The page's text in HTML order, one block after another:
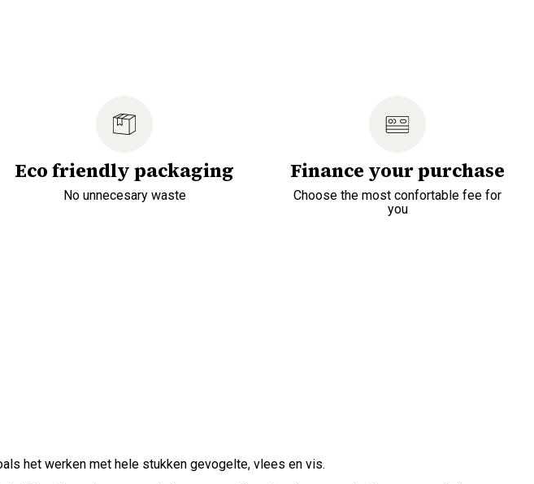
Eco friendly packaging
No unnecesary waste
Finance your purchase
Choose the most confortable fee for
you
het werken met hele stukken gevogelte, vlees en vis.